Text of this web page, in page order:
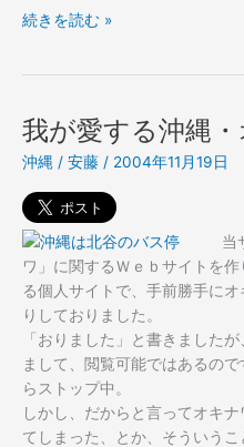
画
真・
画
ナ
ジ
ム
ナ
ー
に
会
っ
た
か
も
し
れ
な
い
オ
で
キ
ジ
ム
ナ
ー
に
会
っ
た
か
も
し
れ
続きを読む »
我が愛する沖縄・
沖縄 / 安藤 / 2004年11月19日
当
ワ」に関するＷｅｂサイトを
る個人サイトで、手前勝手に
りしておりました。
「おりました」と書きました
まして、閲覧可能ではあるの
らストップ中。
しかし、だからと言ってオキ
てしまった、とか、そういう